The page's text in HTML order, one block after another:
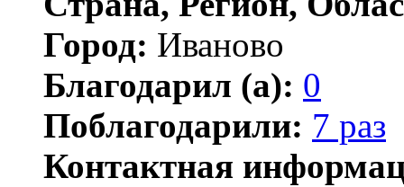
Город: Иваново
Благодарил (а): 0
Поблагодарили: 7 раз
Контактная